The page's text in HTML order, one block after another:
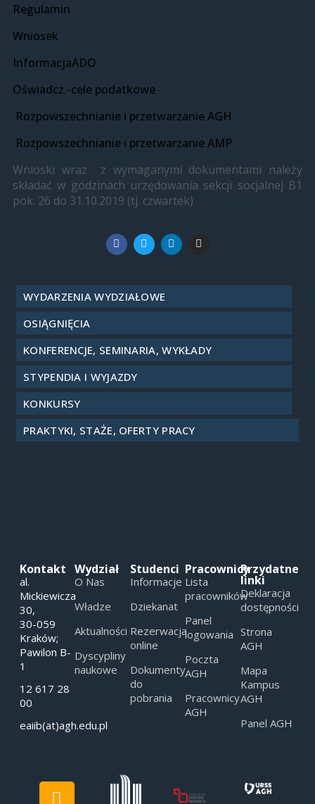
Regulamin
Wniosek
InformacjaADO
Oświadcz.-cele podatkowe
Rozpowszechnianie i przetwarzanie AGH
Rozpowszechnianie i przetwarzanie AMP
Wnioski wraz z wymaganymi dokumentami należy
składać w godzinach urzędowania sekcji socjalnej B1
pok. 26 do 31.10.2019 (tj. czwartek)
WYDARZENIA WYDZIAŁOWE
OSIĄGNIĘCIA
KONFERENCJE, SEMINARIA, WYKŁADY
STYPENDIA I WYJAZDY
KONKURSY
PRAKTYKI, STAŻE, OFERTY PRACY
Kontakt
al.
Mickiewicza
30,
30-059
Kraków;
Pawilon B-
1
12 617 28
00
eaiib(at)agh.edu.pl
Wydział
O Nas
Władze
Aktualności
Dyscypliny
naukowe
Studenci
Informacje
Dziekanat
Rezerwacja
online
Dokumenty
do
pobrania
Pracownicy
Lista
pracowników
Panel
logowania
Poczta
AGH
Pracownicy
AGH
Przydatne
linki
Deklaracja
dostępności
Strona
AGH
Mapa
Kampus
AGH
Panel AGH